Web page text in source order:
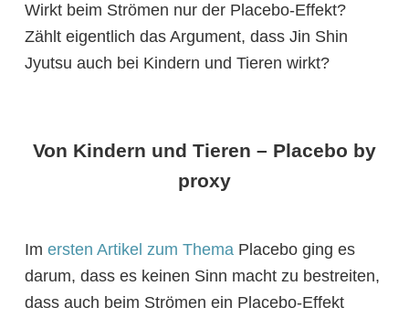
Wirkt beim Strömen nur der Placebo-Effekt?
Zählt eigentlich das Argument, dass Jin Shin
Jyutsu auch bei Kindern und Tieren wirkt?
Von Kindern und Tieren – Placebo by
proxy
Im ersten Artikel zum Thema Placebo ging es
darum, dass es keinen Sinn macht zu bestreiten,
dass auch beim Strömen ein Placebo-Effekt